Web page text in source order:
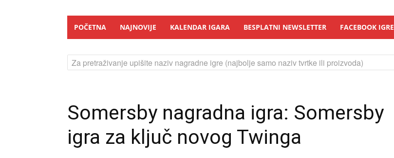
POČETNA NAJNOVIJE KALENDAR IGARA BESPLATNI NEWSLETTER FACEBOOK IGRE
Za pretraživanje upišite naziv nagradne igre (najbolje samo naziv tvrtke ili proizvoda)
Somersby nagradna igra: Somersby
igra za ključ novog Twinga